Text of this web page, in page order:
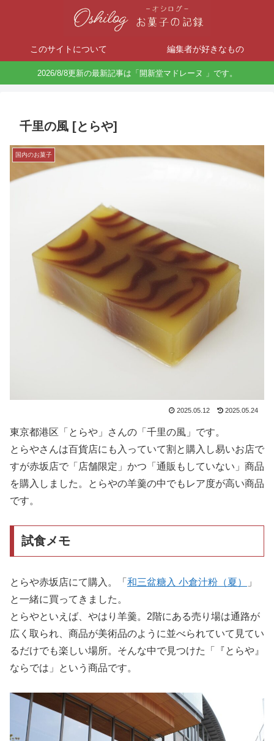
このサイトについて 編集者が好きなもの
2026/8/8更新の最新記事は「開新堂マドレーヌ 」です。
千里の風 [とらや]
国内のお菓子
2025.05.12 2025.05.24
東京都港区「とらや」さんの「千里の風」です。
とらやさんは百貨店にも入っていて割と購入し易いお店で
すが赤坂店で「店舗限定」かつ「通販もしていない」商品
を購入しました。とらやの羊羹の中でもレア度が高い商品
です。
試食メモ
とらや赤坂店にて購入。「 和三盆糖入 小倉汁粉（夏）
」
と一緒に買ってきました。
とらやといえば、やはり羊羹。2階にある売り場は通路が
広く取られ、商品が美術品のように並べられていて見てい
るだけでも楽しい場所。そんな中で見つけた「『とらや』
ならでは」という商品です。